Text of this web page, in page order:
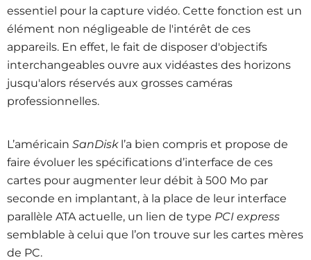
essentiel pour la capture vidéo. Cette fonction est un
élément non négligeable de l'intérêt de ces
appareils. En effet, le fait de disposer d'objectifs
interchangeables ouvre aux vidéastes des horizons
jusqu'alors réservés aux grosses caméras
professionnelles.
L’américain SanDisk l’a bien compris et propose de
faire évoluer les spécifications d’interface de ces
cartes pour augmenter leur débit à 500 Mo par
seconde en implantant, à la place de leur interface
parallèle ATA actuelle, un lien de type PCI express
semblable à celui que l’on trouve sur les cartes mères
de PC.